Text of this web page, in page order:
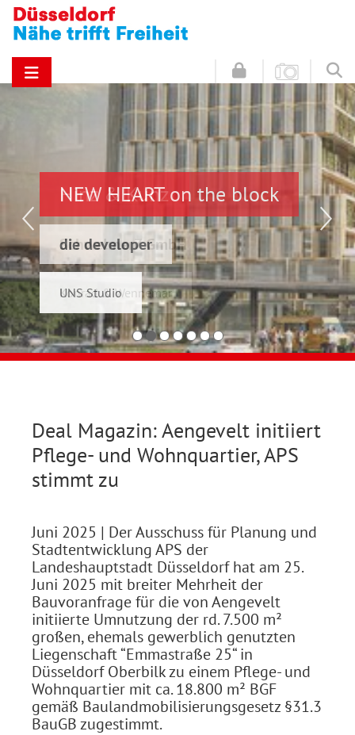
NEW HEART on the block
die developer
UNS Studio
Hinz & Kunz
Schwelmer7 GmbH
Konrad & Wennemar
Deal Magazin: Aengevelt initiiert
Pflege- und Wohnquartier, APS
stimmt zu
Juni 2025 | Der Ausschuss für Planung und
Stadtentwicklung APS der
Landeshauptstadt Düsseldorf hat am 25.
Juni 2025 mit breiter Mehrheit der
Bauvoranfrage für die von Aengevelt
initiierte Umnutzung der rd. 7.500 m²
großen, ehemals gewerblich genutzten
Liegenschaft “Emmastraße 25“ in
Düsseldorf Oberbilk zu einem Pflege- und
Wohnquartier mit ca. 18.800 m² BGF
gemäß Baulandmobilisierungsgesetz §31.3
BauGB zugestimmt.